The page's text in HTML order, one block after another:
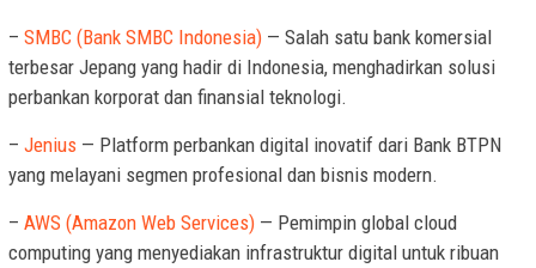
– SMBC (Bank SMBC Indonesia) — Salah satu bank komersial
terbesar Jepang yang hadir di Indonesia, menghadirkan solusi
perbankan korporat dan finansial teknologi.
– Jenius — Platform perbankan digital inovatif dari Bank BTPN
yang melayani segmen profesional dan bisnis modern.
– AWS (Amazon Web Services) — Pemimpin global cloud
computing yang menyediakan infrastruktur digital untuk ribuan